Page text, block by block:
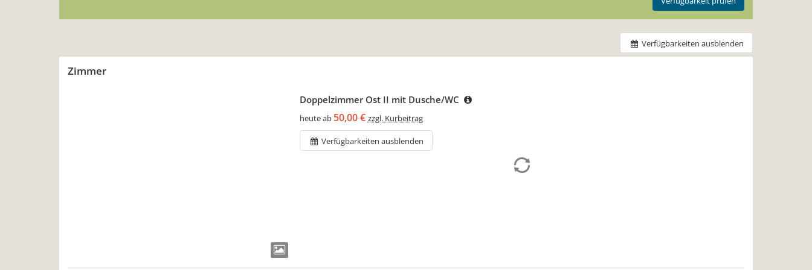
Verfügbarkeiten ausblenden
Zimmer
Doppelzimmer Ost II mit Dusche/WC
heute ab 50,00 € zzgl. Kurbeitrag
Verfügbarkeiten ausblenden